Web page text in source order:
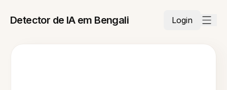
Detector de IA em Bengali Login